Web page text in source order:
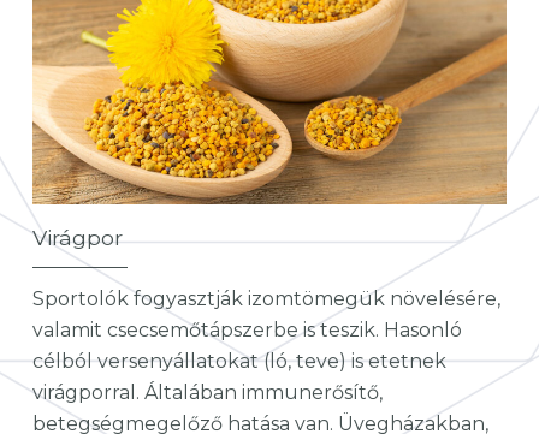
Virágpor
Sportolók fogyasztják izomtömegük növelésére,
valamit csecsemőtápszerbe is teszik. Hasonló
célból versenyállatokat (ló, teve) is etetnek
virágporral. Általában immunerősítő,
betegségmegelőző hatása van. Üvegházakban,